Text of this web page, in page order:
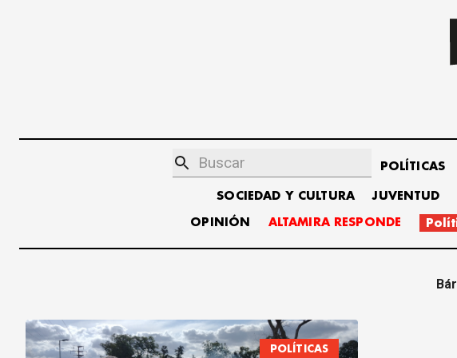
POLÍTICAS
SOCIEDAD Y CULTURA JUVENTUD
OPINIÓN ALTAMIRA RESPONDE
POLÍTICAS